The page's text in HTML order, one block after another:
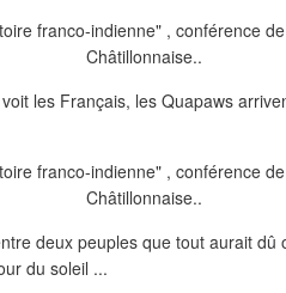
les Français, les Quapaws
deux peuples que tout aurait dû
du soleil ...